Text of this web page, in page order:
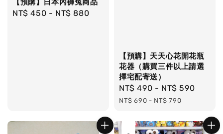
【預購】日本內褲兔商品
Regular
NT$ 450 - NT$ 880
【預購】天天心花開花瓶
花器（購買三件以上請選
擇宅配寄送）
Sale
price
NT$ 490 - NT$ 590
NT$ 690-NT$ 790